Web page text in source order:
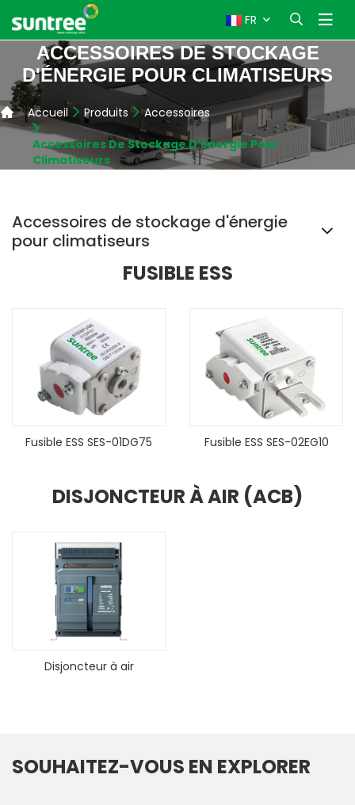
FR
ACCESSOIRES DE STOCKAGE
D'ÉNERGIE POUR CLIMATISEURS
Accueil Produits
Accessoires
Accessoires De Stockage D'énergie Pour
Climatiseurs
Accessoires de stockage d'énergie
pour climatiseurs
FUSIBLE ESS
Fusible ESS SES-01DG75 Fusible ESS SES-02EG10
DISJONCTEUR À AIR (ACB)
Disjoncteur à air
SOUHAITEZ-VOUS EN EXPLORER